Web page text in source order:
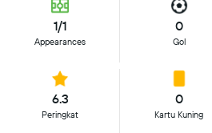
1/1
Appearances
0
Gol
6.3
Peringkat
0
Kartu Kuning